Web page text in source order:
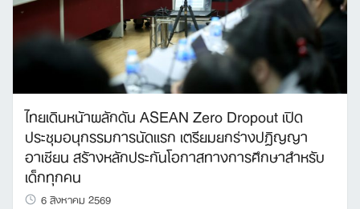
ไทยเดินหน้าผลักดัน ASEAN Zero Dropout เปิด
ประชุมอนุกรรมการนัดแรก เตรียมยกร่างปฏิญญา
อาเซียน สร้างหลักประกันโอกาสทางการศึกษาสำหรับ
เด็กทุกคน
6 สิงหาคม 2569